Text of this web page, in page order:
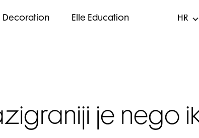
Decoration Elle Education
je nego